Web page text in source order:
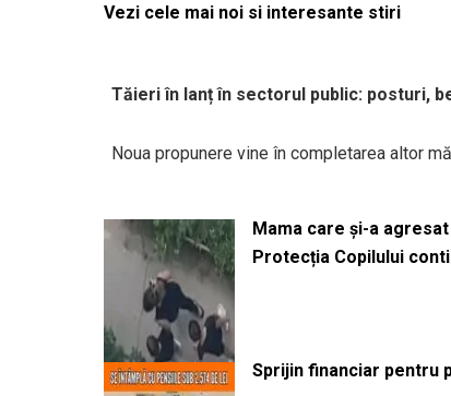
Vezi cele mai noi si interesante stiri
Tăieri în lanț în sectorul public: posturi,
Noua propunere vine în completarea altor
Mama care și-a
Protecția Copilului
Sprijin financiar pentru